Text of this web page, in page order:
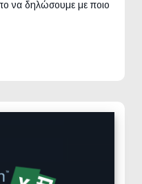
να δηλώσουμε με ποιο